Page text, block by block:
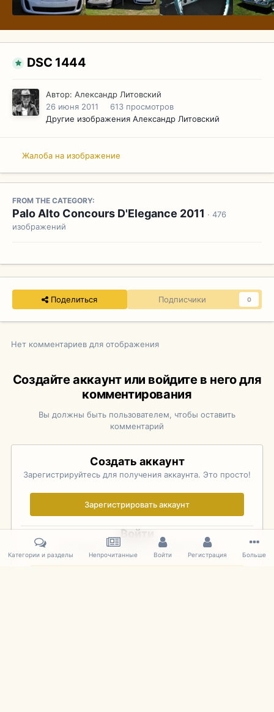
DSC 1444
Автор: Александр Литовский
26 июня 2011
613 просмотров
Другие изображения Александр Литовский
Жалоба на изображение
FROM THE CATEGORY:
Palo Alto Concours D'Elegance 2011 · 476
изображений
Поделиться Подписчики 0
Нет комментариев для отображения
Создайте аккаунт или войдите в него для
комментирования
Вы должны быть пользователем, чтобы оставить
комментарий
Создать аккаунт
Зарегистрируйтесь для получения аккаунта. Это просто!
Зарегистрировать аккаунт
Войти
Уже зарегистрированы? Войдите здесь.
Категории и разделы Непрочитанные Войти Регистрация Больше